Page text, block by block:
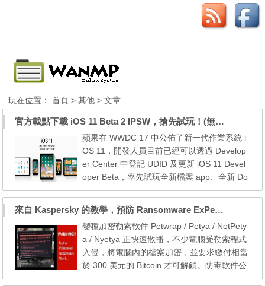
現在位置：首頁 >其他 > 文章
官方載點下載 iOS 11 Beta 2 IPSW，搶先試玩！(無需開發者帳戶也可下載)
蘋果在 WWDC 17 中公佈了新一代作業系統 i
OS 11，開發人員目前已經可以透過 Develop
er Center 中登記 UDID 及更新 iOS 11 Devel
oper Beta，率先試玩全新檔案 app、全新 Do
ck 及多工處理等新功能。如果大家未有 Apple
S 11 Developer Beta。目前 iOS 11 Develope
r Beta 仍是不穩定，只供試玩，不建議用戶升
級日常使用的 iPhone 或 iPad 至 iOS 11 Deve
loper Beta...
來自 Kaspersky 的教學，預防 Ransomware ExPetr / NotPetya 勒索軟件突襲
變種加密勒索軟件 Petwrap / Petya / NotPety
a / Nyetya 正快速散播，不少電腦受勒索程式
入侵，將電腦內的檔案加密，並要求繳付相當
於 300 美元的 Bitcoin 才可解鎖。防毒軟件公
司 Kaspersky Lab 最新提供了針對新 Ranso